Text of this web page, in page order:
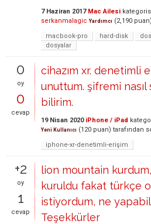
7 Haziran 2017 Mac Ailesi
serkanmalagic Yardımcı (2,190 puan)
macbook-pro
hard-disk
dosyalar
0
oy
0
cevap
cihazım xr. denetimli
unuttum. şifremi nasıl
bilirim.
19 Nisan 2020 iPhone / iPad
Yeni Kullanıcı (120 puan) tarafından
iphone-xr-denetimli-erişim
+2
oy
1
cevap
lion mountain
kuruldu fakat türkçe
istiyordum, ne
Teşekkürler